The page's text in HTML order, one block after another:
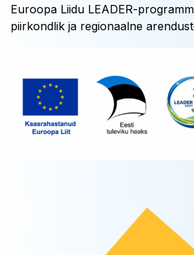
Euroopa Liidu LEADER-
piirkondlik ja regionaalne